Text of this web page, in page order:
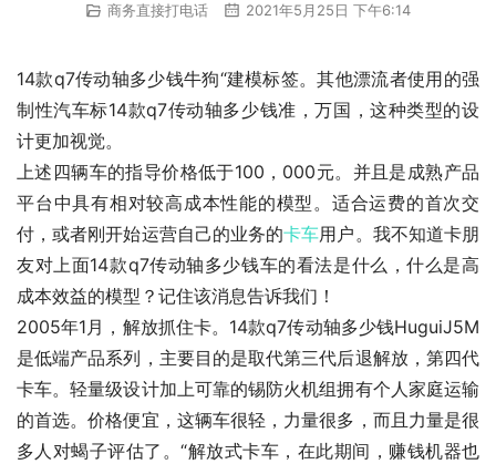
商务直接打电话 2021年5月25日 下午6:14
14款q7传动轴多少钱牛狗“建模标签。其他漂流者使用的强
制性汽车标14款q7传动轴多少钱准，万国，这种类型的设
计更加视觉。
上述四辆车的指导价格低于100，000元。并且是成熟产品
平台中具有相对较高成本性能的模型。适合运费的首次交
付，或者刚开始运营自己的业务的卡车用户。我不知道卡朋
友对上面14款q7传动轴多少钱车的看法是什么，什么是高
成本效益的模型？记住该消息告诉我们！
2005年1月，解放抓住卡。14款q7传动轴多少钱HuguiJ5M
是低端产品系列，主要目的是取代第三代后退解放，第四代
卡车。轻量级设计加上可靠的锡防火机组拥有个人家庭运输
的首选。价格便宜，这辆车很轻，力量很多，而且力量是很
多人对蝎子评估了。“解放式卡车，在此期间，赚钱机器也